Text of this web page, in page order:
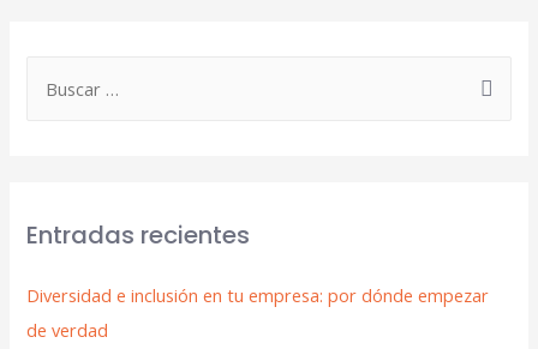
Entradas recientes
Diversidad e inclusión en tu empresa: por dónde empezar
de verdad